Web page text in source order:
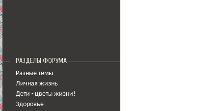
РАЗДЕЛЫ ФОРУМА
Разные темы
Личная жизнь
Дети - цветы жизни!
Здоровье